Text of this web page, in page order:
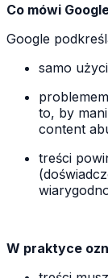
Co mówi
Google
samo
to, by
content
treści
W praktyce